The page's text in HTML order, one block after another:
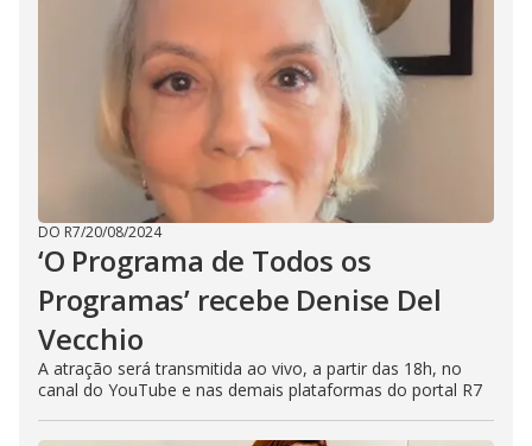
DO R7/20/08/2024
‘O Programa de Todos os
Programas’ recebe Denise Del
Vecchio
A atração será transmitida ao vivo, a partir das 18h, no
canal do YouTube e nas demais plataformas do portal R7